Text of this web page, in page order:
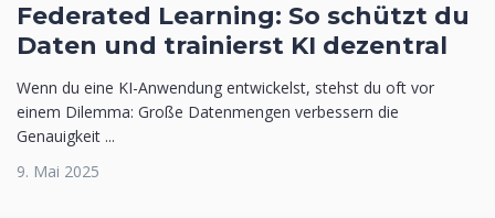
Federated Learning: So schützt du
Daten und trainierst KI dezentral
Wenn du eine KI-Anwendung entwickelst, stehst du oft vor
einem Dilemma: Große Datenmengen verbessern die
Genauigkeit ...
9. Mai 2025